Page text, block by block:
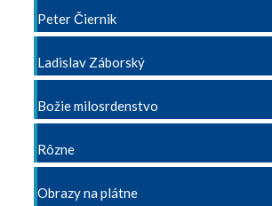
Peter Čiernik
Ladislav Záborský
Božie milosrdenstvo
Rôzne
Obrazy na plátne